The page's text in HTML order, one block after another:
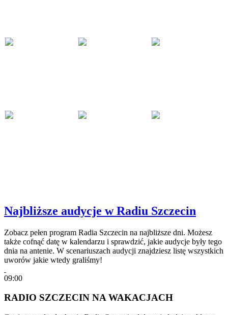
Najbliższe audycje w Radiu Szczecin
Zobacz pełen program Radia Szczecin na najbliższe dni. Możesz
także cofnąć datę w kalendarzu i sprawdzić, jakie audycje były tego
dnia na antenie. W scenariuszach audycji znajdziesz listę wszystkich
uworów jakie wtedy graliśmy!
09:00
RADIO SZCZECIN NA WAKACJACH